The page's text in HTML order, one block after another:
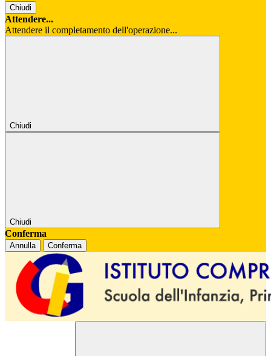
Chiudi
Attendere...
Attendere il completamento dell'operazione...
Chiudi
Chiudi
Conferma
Annulla Conferma